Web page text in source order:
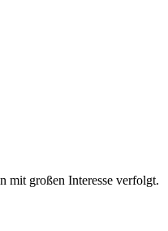
mit großen Interesse verfolgt.